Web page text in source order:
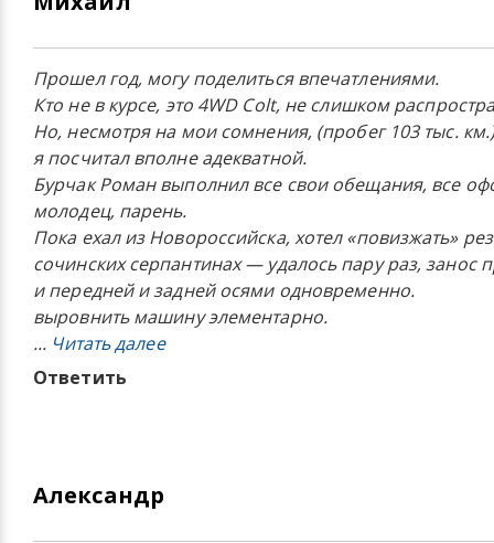
Прошел год, могу поделиться впечатлениями.
Кто не в курсе, это 4WD Colt, не слишком
Но, несмотря на мои сомнения, (пробег 103 тыс.
я посчитал вполне адекватной.
Бурчак Роман выполнил все свои обещания, все
молодец, парень.
Пока ехал из Новороссийска, хотел «повизжать»
сочинских серпантинах — удалось пару раз, занос
и передней и задней осями одновременно.
выровнить машину элементарно.
... Читать далее
Ответить
Александр